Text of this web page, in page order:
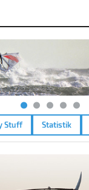
Stuff Statistik